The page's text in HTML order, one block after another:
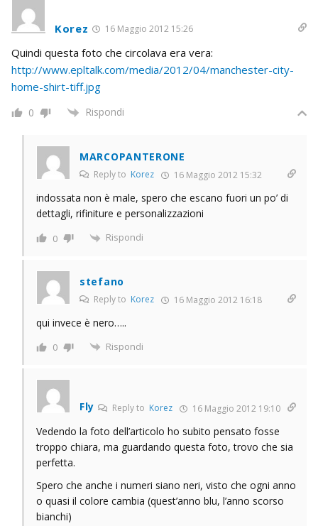
Korez 16 Maggio 2012 15:26
Quindi questa foto che circolava era vera:
http://www.epltalk.com/media/2012/04/manchester-city-
home-shirt-tiff.jpg
0 Rispondi
MARCOPANTERONE
Reply to Korez 16 Maggio 2012 15:32
indossata non è male, spero che escano fuori un po’ di
dettagli, rifiniture e personalizzazioni
0 Rispondi
stefano
Reply to Korez 16 Maggio 2012 16:18
qui invece è nero…..
0 Rispondi
Fly Reply to Korez 16 Maggio 2012 19:10
Vedendo la foto dell’articolo ho subito pensato fosse
troppo chiara, ma guardando questa foto, trovo che sia
perfetta.
Spero che anche i numeri siano neri, visto che ogni anno
o quasi il colore cambia (quest’anno blu, l’anno scorso
bianchi)